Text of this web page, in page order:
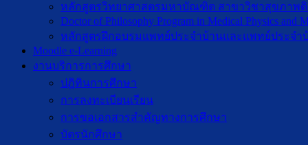
หลักสูตรวิทยาศาสตรมหาบัณฑิต สาขาวิชาสุขภาพดิ
Doctor of Philosophy Program in Medical Physics and
หลักสูตรฝึกอบรมแพทย์ประจำบ้านและแพทย์ประจำ
Moodle e-Learning
งานบริการการศึกษา
ปฎิทินการศึกษา
การลงทะเบียนเรียน
การขอเอกสารสำคัญทางการศึกษา
บัตรนักศึกษา